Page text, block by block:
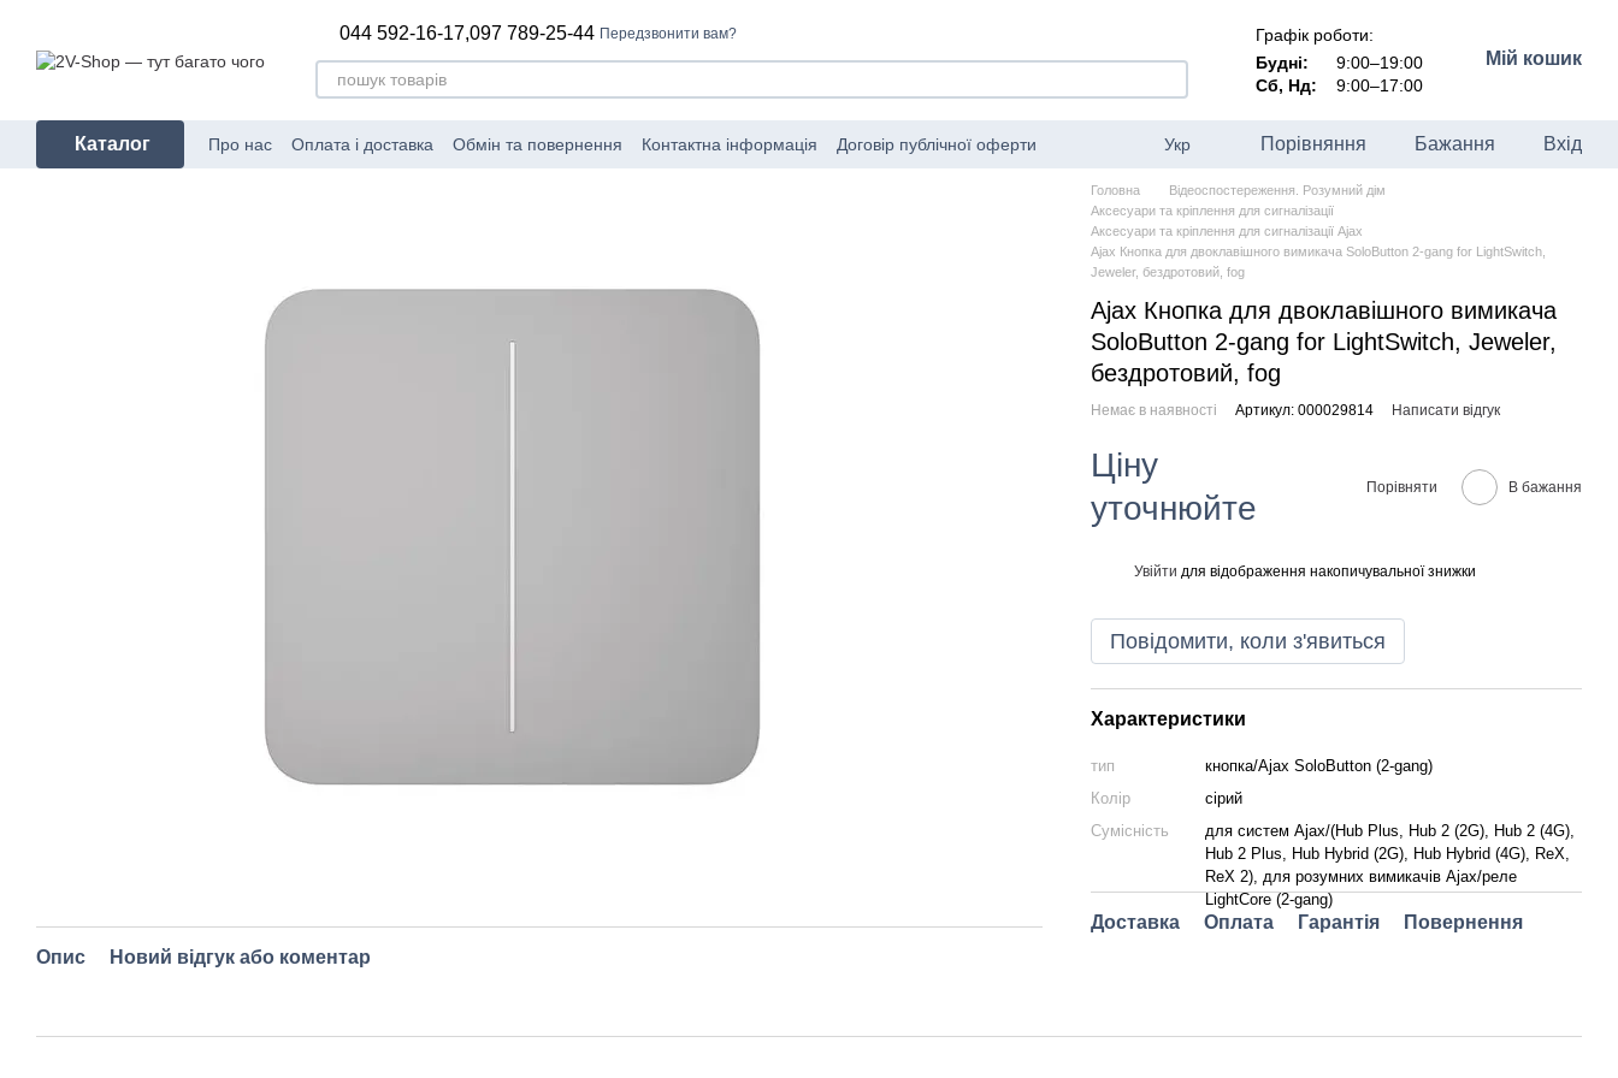
044 592-16-17,097 789-25-44 Передзвонити вам?
Графік роботи:
Будні:
9:00–19:00
Сб, Нд:
9:00–17:00
Мій кошик
Каталог Про нас Оплата і доставка Обмін та повернення Контактна інформація Договір публічної оферти Укр Порівняння Бажання Вхід
Опис Новий відгук або коментар
Головна
Відеоспостереження. Розумний дім
Аксесуари та кріплення для сигналізації
Аксесуари та кріплення для сигналізації Ajax
Ajax Кнопка для двоклавішного вимикача SoloButton 2-gang for LightSwitch,
Jeweler, бездротовий, fog
Ajax Кнопка для двоклавішного вимикача
SoloButton 2-gang for LightSwitch, Jeweler,
бездротовий, fog
Немає в наявності Артикул: 000029814 Написати відгук
Ціну
уточнюйте
Порівняти В бажання
Увійти для відображення накопичувальної знижки
Повідомити, коли з'явиться
Характеристики
тип
кнопка/Ajax SoloButton (2-gang)
Колір
сірий
Сумісність
для систем Ajax/(Hub Plus, Hub 2 (2G), Hub 2 (4G),
Hub 2 Plus, Hub Hybrid (2G), Hub Hybrid (4G), ReX,
ReX 2), для розумних вимикачів Ajax/реле
LightCore (2-gang)
Доставка Оплата Гарантія Повернення